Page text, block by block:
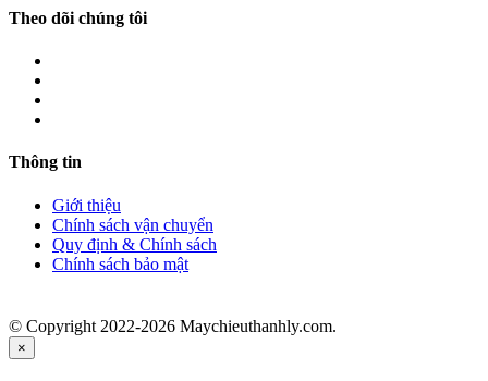
Theo dõi chúng tôi
Thông tin
Giới thiệu
Chính sách vận chuyển
Quy định & Chính sách
Chính sách bảo mật
© Copyright 2022-2026 Maychieuthanhly.com.
×